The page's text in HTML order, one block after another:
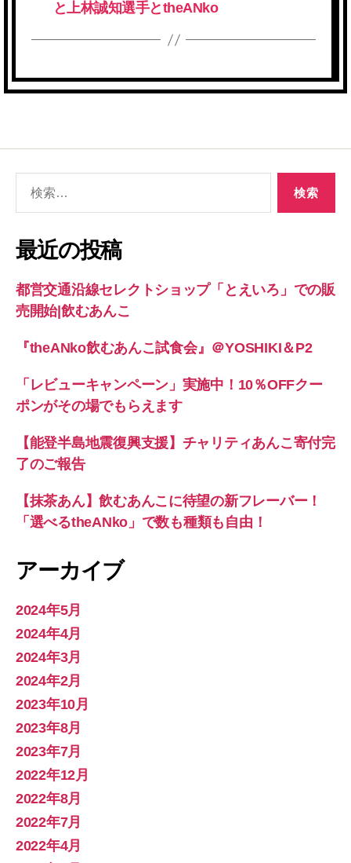
と上林誠知選手とtheANko
象:
最近の投稿
都営交通沿線セレクトショップ「とえいろ」での販
売開始|飲むあんこ
『theANko飲むあんこ試食会』＠YOSHIKI＆P2
「レビューキャンペーン」実施中！10％OFFクー
ポンがその場でもらえます
【能登半島地震復興支援】チャリティあんこ寄付完
了のご報告
【抹茶あん】飲むあんこに待望の新フレーバー！
「選べるtheANko」で数も種類も自由！
アーカイブ
2024年5月
2024年4月
2024年3月
2024年2月
2023年10月
2023年8月
2023年7月
2022年12月
2022年8月
2022年7月
2022年4月